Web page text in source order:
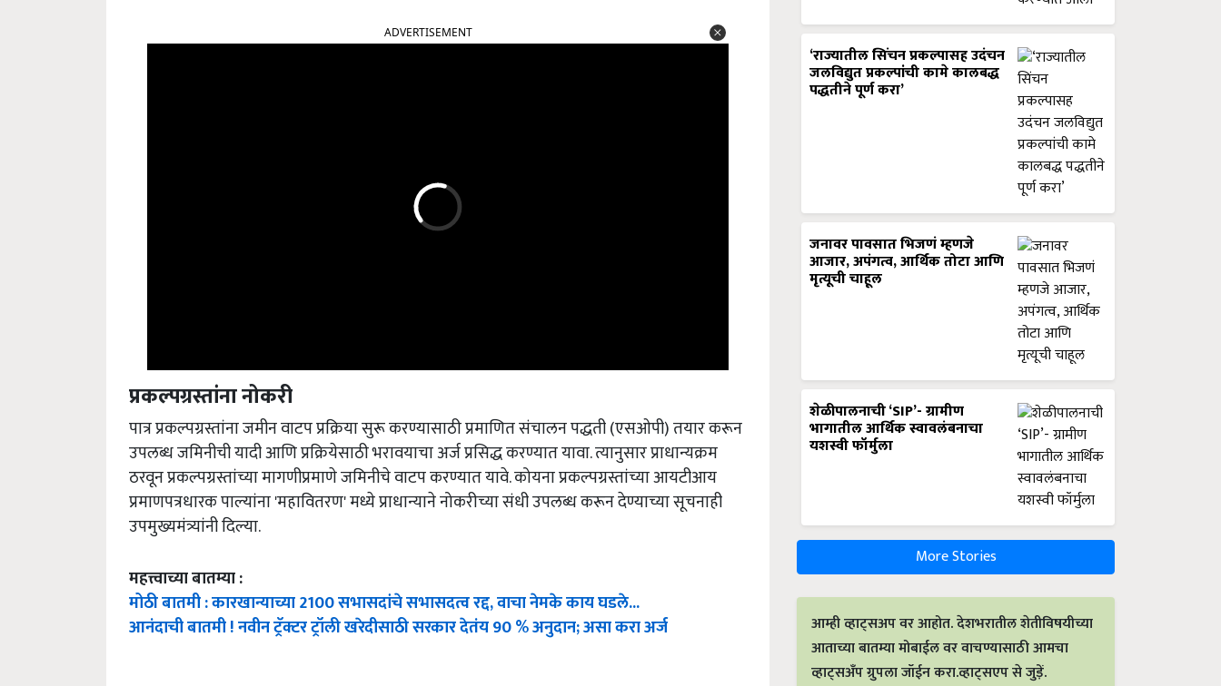
ADVERTISEMENT
प्रकल्पग्रस्तांना नोकरी
पात्र प्रकल्पग्रस्तांना जमीन वाटप प्रक्रिया सुरू करण्यासाठी प्रमाणित संचालन पद्धती (एसओपी) तयार करून
उपलब्ध जमिनीची यादी आणि प्रक्रियेसाठी भरावयाचा अर्ज प्रसिद्ध करण्यात यावा. त्यानुसार प्राधान्यक्रम
ठरवून प्रकल्पग्रस्तांच्या मागणीप्रमाणे जमिनीचे वाटप करण्यात यावे. कोयना प्रकल्पग्रस्तांच्या आयटीआय
प्रमाणपत्रधारक पाल्यांना 'महावितरण' मध्ये प्राधान्याने नोकरीच्या संधी उपलब्ध करून देण्याच्या सूचनाही
उपमुख्यमंत्र्यांनी दिल्या.
महत्त्वाच्या बातम्या :
मोठी बातमी : कारखान्याच्या 2100 सभासदांचे सभासदत्व रद्द, वाचा नेमके काय घडले...
आनंदाची बातमी ! नवीन ट्रॅक्टर ट्रॉली खरेदीसाठी सरकार देतंय 90 % अनुदान; असा करा अर्ज
‘राज्यातील सिंचन प्रकल्पासह उदंचन
जलविद्युत प्रकल्पांची कामे कालबद्ध
पद्धतीने पूर्ण करा’
जनावर पावसात भिजणं म्हणजे
आजार, अपंगत्व, आर्थिक तोटा आणि
मृत्यूची चाहूल
शेळीपालनाची ‘SIP’- ग्रामीण
भागातील आर्थिक स्वावलंबनाचा
यशस्वी फॉर्मुला
More Stories
आम्ही व्हाट्सअप वर आहोत. देशभरातील शेतीविषयीच्या
आताच्या बातम्या मोबाईल वर वाचण्यासाठी आमचा
व्हाट्सअँप ग्रुपला जॉईन करा.व्हाट्सएप से जुड़ें.